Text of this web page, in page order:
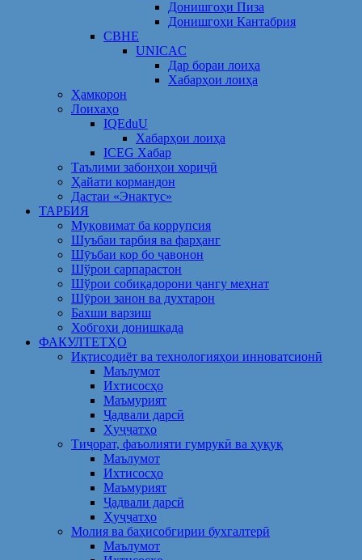
Донишгоҳи Пиза
Донишгоҳи Кантабрия
CBHE
UNICAC
Дар бораи лоиҳа
Хабарҳои лоиҳа
Ҳамкорон
Лоихаҳо
IQEduU
Хабарҳои лоиҳа
ICEG Хабар
Таълими забонҳои хориҷӣ
Ҳайати кормандон
Дастаи «Энактус»
ТАРБИЯ
Муқовимат ба коррупсия
Шуъбаи тарбия ва фарҳанг
Шӯъбаи кор бо ҷавонон
Шўрои сарпарастон
Шўрои собиқадорони ҷангу меҳнат
Шӯрои занон ва духтарон
Бахши варзиш
Хобгоҳи донишкада
ФАКУЛТЕТҲО
Иқтисодиёт ва технологияҳои инноватсионӣ
Маълумот
Ихтисосҳо
Маъмурият
Ҷадвали дарсӣ
Ҳуҷҷатҳо
Тиҷорат, фаъолияти гумрукӣ ва ҳуқуқ
Маълумот
Ихтисосҳо
Маъмурият
Ҷадвали дарсӣ
Ҳуҷҷатҳо
Молия ва баҳисобгирии бухгалтерӣ
Маълумот